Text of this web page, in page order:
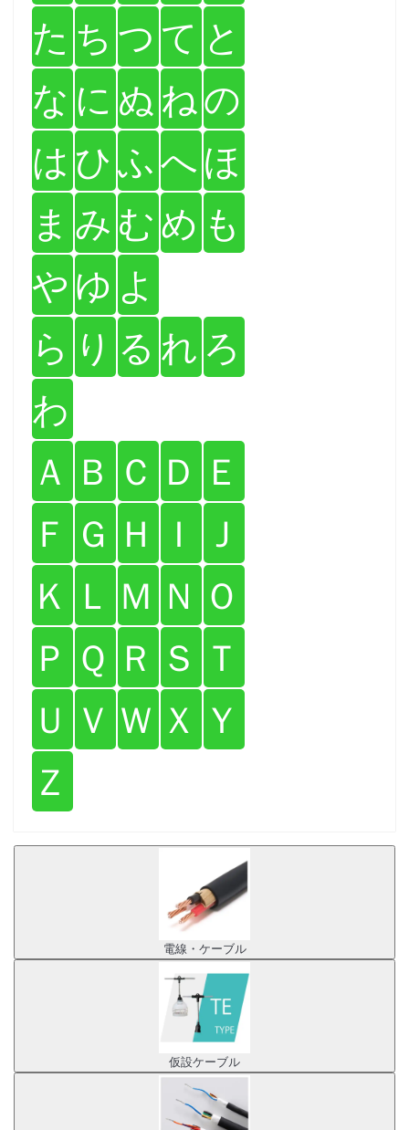
た ち つ て と
な に ぬ ねの
は ひふへほ
ま み むめ も
や ゆ よ
ら り る れ ろ
わ
Ａ Ｂ Ｃ Ｄ Ｅ
Ｆ Ｇ Ｈ Ｉ
Ｊ
Ｋ Ｌ Ｍ Ｎ Ｏ
Ｐ Ｑ Ｒ Ｓ Ｔ
Ｕ Ｖ Ｗ Ｘ Ｙ
Ｚ
電線・ケーブル
仮設ケーブル